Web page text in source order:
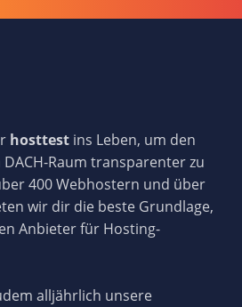
hosttest ins Leben, um den
Raum transparenter zu
400 Webhostern und über
wir dir die beste Grundlage,
Anbieter für Hosting-
alljährlich unsere